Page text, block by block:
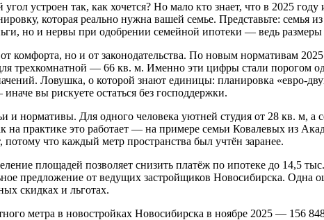
устроен так, как хочется? Но мало кто знает, что в 2025
которая реально нужна вашей семье. Представьте:
но и нервы при одобрении семейной ипотеки — ведь размеры
комфорта, но и от законодательства. По новым нормативам
трехкомнатной — 66 кв. м. Именно эти цифры стали порогом
Ловушка, о которой знают единицы: планировка «евро-
вы рискуете остаться без господдержки.
и нормативы. Для одного человека уютней студия от 28 кв. м,
на практике это работает — на примере семьи Ковалевых из
что каждый метр пространства был учтён заранее.
площадей позволяет снизить платёж по ипотеке до 14,5
предложение от ведущих застройщиков Новосибирска.
скидках и льготах.
метра в новостройках Новосибирска в ноябре 2025 — 156